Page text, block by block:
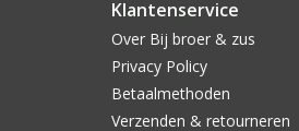
Klantenservice
Over Bij broer & zus
Privacy Policy
Betaalmethoden
Verzenden & retourneren